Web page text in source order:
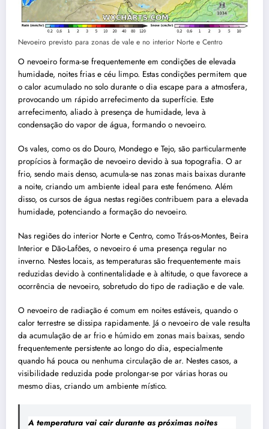
Nevoeiro previsto para zonas de vale e no interior Norte e Centro
O nevoeiro forma-se frequentemente em condições de elevada
humidade, noites frias e céu limpo. Estas condições permitem que
o calor acumulado no solo durante o dia escape para a atmosfera,
provocando um rápido arrefecimento da superfície. Este
arrefecimento, aliado à presença de humidade, leva à
condensação do vapor de água, formando o nevoeiro.
Os vales, como os do Douro, Mondego e Tejo, são particularmente
propícios à formação de nevoeiro devido à sua topografia. O ar
frio, sendo mais denso, acumula-se nas zonas mais baixas durante
a noite, criando um ambiente ideal para este fenómeno. Além
disso, os cursos de água nestas regiões contribuem para a elevada
humidade, potenciando a formação do nevoeiro.
Nas regiões do interior Norte e Centro, como Trás-os-Montes, Beira
Interior e Dão-Lafões, o nevoeiro é uma presença regular no
inverno. Nestes locais, as temperaturas são frequentemente mais
reduzidas devido à continentalidade e à altitude, o que favorece a
ocorrência de nevoeiro, sobretudo do tipo de radiação e de vale.
O nevoeiro de radiação é comum em noites estáveis, quando o
calor terrestre se dissipa rapidamente. Já o nevoeiro de vale resulta
da acumulação de ar frio e húmido em zonas mais baixas, sendo
frequentemente persistente ao longo do dia, especialmente
quando há pouca ou nenhuma circulação de ar. Nestes casos, a
visibilidade reduzida pode prolongar-se por várias horas ou
mesmo dias, criando um ambiente místico.
A temperatura vai cair durante as próximas noites